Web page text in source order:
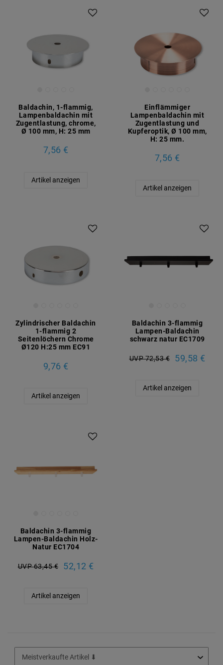
Baldachin, 1-flammig,
Lampenbaldachin mit
Zugentlastung, chrome,
Ø 100 mm, H: 25 mm
7,56 €
Artikel anzeigen
Einflämmiger
Lampenbaldachin mit
Zugentlastung und
Kupferoptik, Ø 100 mm,
H: 25 mm.
7,56 €
Artikel anzeigen
Zylindrischer Baldachin
1-flammig 2
Seitenlöchern Chrome
Ø120 H:25 mm EC91
9,76 €
Artikel anzeigen
Baldachin 3-flammig
Lampen-Baldachin
schwarz natur EC1709
UVP 72,53 € 59,58 €
Artikel anzeigen
Baldachin 3-flammig
Lampen-Baldachin Holz-
Natur EC1704
UVP 63,45 € 52,12 €
Artikel anzeigen